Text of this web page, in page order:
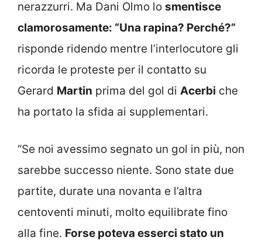
nerazzurri. Ma Dani Olmo lo smentisce
clamorosamente: “Una rapina? Perché?”
risponde ridendo mentre l’interlocutore gli
ricorda le proteste per il contatto su
Gerard Martin prima del gol di Acerbi che
ha portato la sfida ai supplementari.
“Se noi avessimo segnato un gol in più, non
sarebbe successo niente. Sono state due
partite, durate una novanta e l’altra
centoventi minuti, molto equilibrate fino
alla fine. Forse poteva esserci stato un